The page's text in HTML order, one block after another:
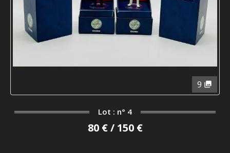
9
Lot : n° 4
80 € / 150 €